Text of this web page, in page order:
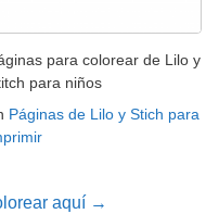
para colorear de Lilo y
para niños
Páginas de Lilo y Stich para
aquí →